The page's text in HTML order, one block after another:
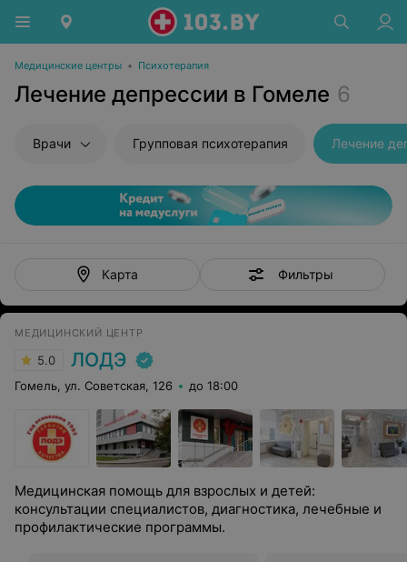
Медицинские центры • Психотерапия
Лечение депрессии в Гомеле 6
Врачи Групповая психотерапия Лечение
Карта Фильтры
МЕДИЦИНСКИЙ ЦЕНТР
5.0 ЛОДЭ
Гомель, ул. Советская, 126 до 18:00
Медицинская помощь для взрослых и детей:
консультации специалистов, диагностика, лечебные и
профилактические программы.